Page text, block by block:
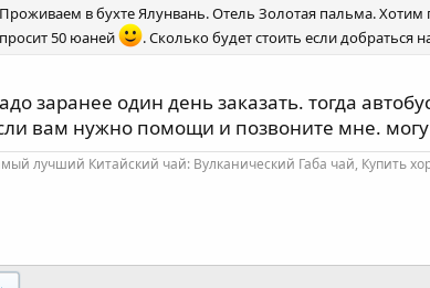
Проживаем в бухте Ялунвань. Отель Золотая пальма. Хотим
просит 50 юаней
. Сколько будет стоить если добраться
заранее один день заказать. тогда
вам нужно помощи и позвоните мне. могу
лучший Китайский чай: Вулканический Габа чай, Купить